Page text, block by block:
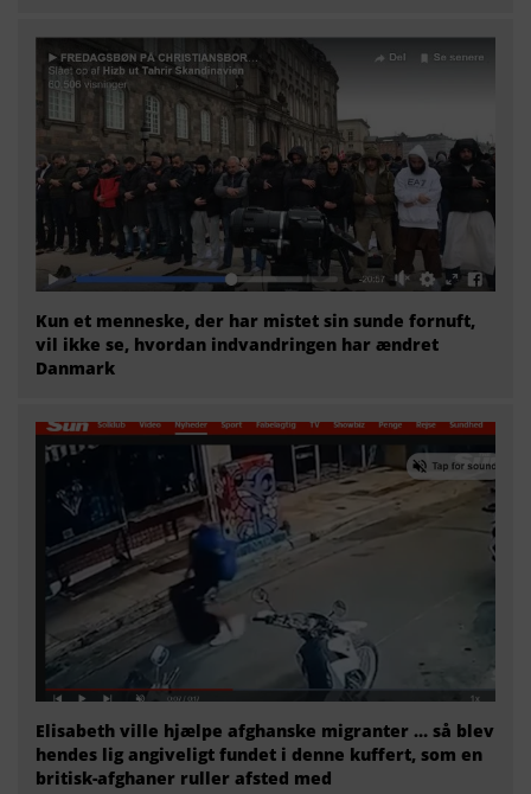
Kun et menneske, der har mistet sin sunde fornuft,
vil ikke se, hvordan indvandringen har ændret
Danmark
Elisabeth ville hjælpe afghanske migranter … så blev
hendes lig angiveligt fundet i denne kuffert, som en
britisk-afghaner ruller afsted med